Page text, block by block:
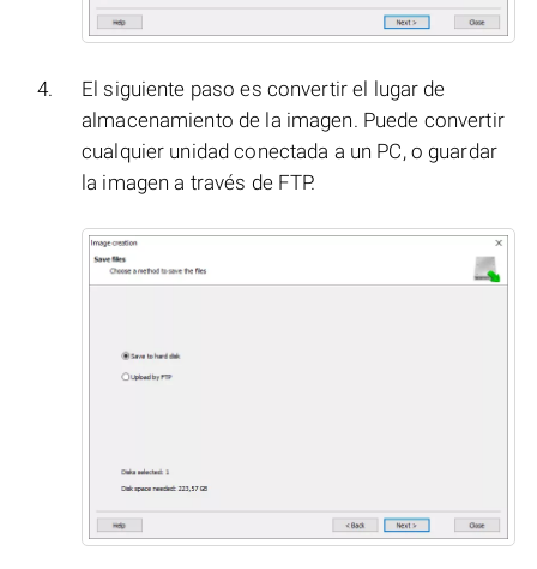
El siguiente paso es convertir el lugar de
almacenamiento de la imagen. Puede convertir
cualquier unidad conectada a un PC, o guardar
la imagen a través de FTP.